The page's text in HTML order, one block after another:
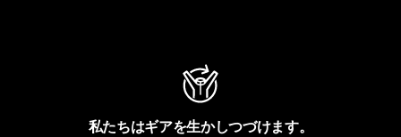
私たちはギアを生かしつづけます。